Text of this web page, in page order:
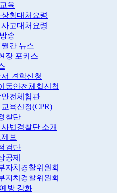
육
상황대처요령
사고대처요령
송
월간 뉴스
장 포커스
견학신청
동안전체험신청
안전체험관
육신청(CPR)
찰단
법경찰단 소개
보
검단
공제
자치경찰위원회
자치경찰위원회
방 강화